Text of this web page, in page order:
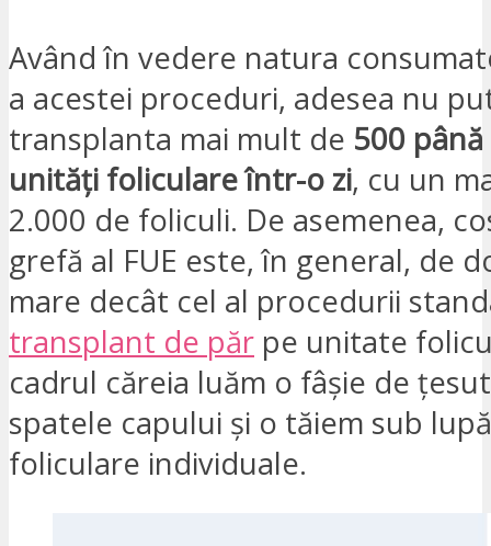
Având în vedere natura
a acestei proceduri, adesea nu
transplanta mai mult de 500
unități foliculare într-o zi, cu un
2.000 de foliculi. De asemenea,
grefă al FUE este, în general, de
mare decât cel al procedurii
transplant de păr pe unitate
cadrul căreia luăm o fâșie de
spatele capului și o tăiem sub
foliculare individuale.